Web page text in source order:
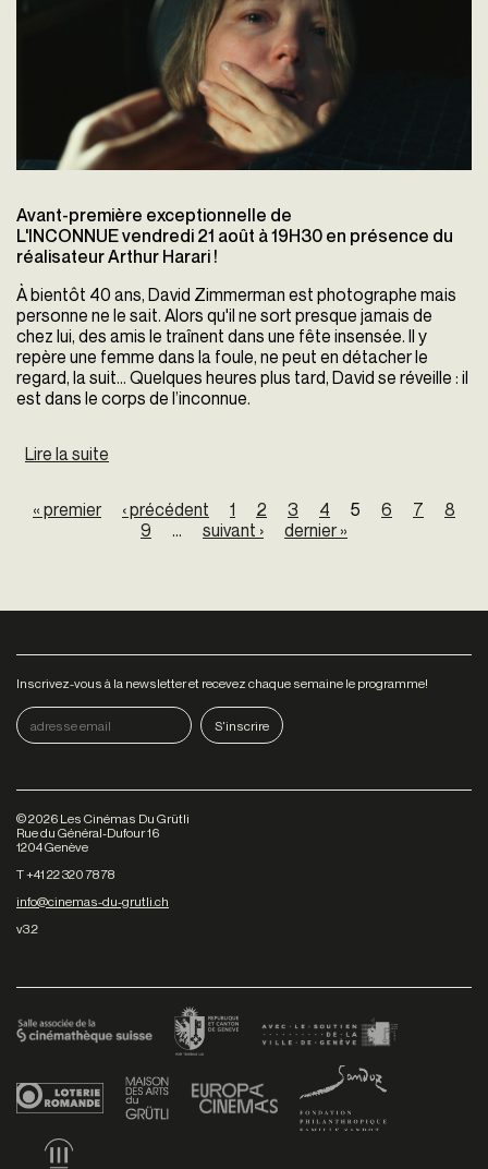
Avant-première exceptionnelle de
L'INCONNUE vendredi 21 août à 19H30 en présence du
réalisateur Arthur Harari !
À bientôt 40 ans, David Zimmerman est photographe mais
personne ne le sait. Alors qu'il ne sort presque jamais de
chez lui, des amis le traînent dans une fête insensée. Il y
repère une femme dans la foule, ne peut en détacher le
regard, la suit... Quelques heures plus tard, David se réveille : il
est dans le corps de l’inconnue.
Lire la suite
Pages
« premier ‹ précédent 1 2 3 4 5 6 7
8
9
… suivant › dernier »
Inscrivez-vous à la newsletter et recevez chaque semaine le programme!
©2026 Les Cinémas Du Grütli
Rue du Général-Dufour 16
1204 Genève
T +41 22 320 78 78
info@cinemas-du-grutli.ch
v3.2